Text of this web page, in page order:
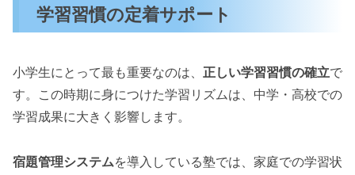
学習習慣の定着サポート
小学生にとって最も重要なのは、 正しい学習習慣の確立で
す。この時期に身につけた学習リズムは、中学・高校での
学習成果に大きく影響します。
宿題管理システムを導入している塾では、家庭での学習状